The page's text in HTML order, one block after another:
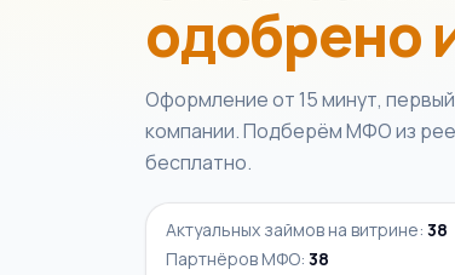
одобрено
Оформление от 15 минут,
компании. Подберём МФО из
бесплатно.
Актуальных займов на витрине: 38
Партнёров МФО: 38